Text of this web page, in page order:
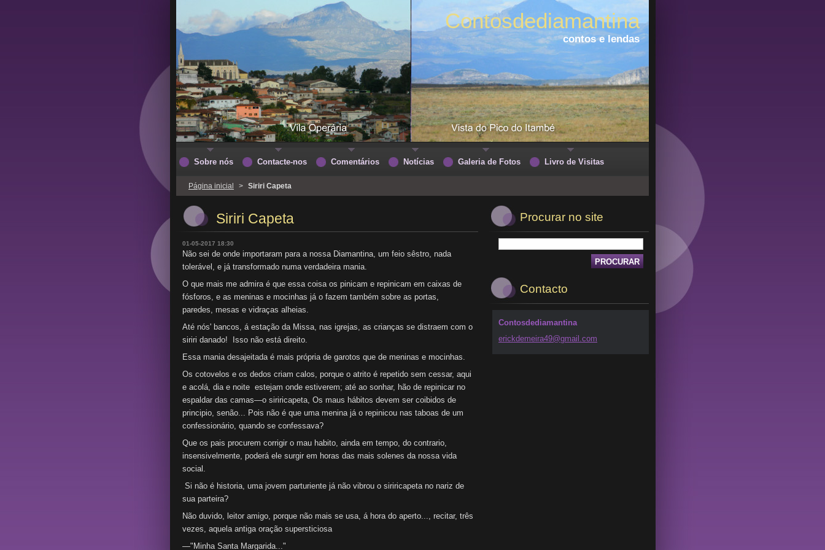
Contosdediamantina
contos e lendas
Página inicial > Siriri Capeta
Siriri Capeta
01-05-2017 18:30
Não sei de onde importaram para a nossa Diamantina, um feio sêstro, nada
tolerável, e já transformado numa verdadeira mania.
O que mais me admira é que essa coisa os pinicam e repinicam em caixas de
fósforos, e as meninas e mocinhas já o fazem também sobre as portas,
paredes, mesas e vidraças alheias.
Até nós' bancos, á estação da Missa, nas igrejas, as crianças se distraem com o
siriri danado! Isso não está direito.
Essa mania desajeitada é mais própria de garotos que de meninas e mocinhas.
Os cotovelos e os dedos criam calos, porque o atrito é repetido sem cessar, aqui
e acolá, dia e noite estejam onde estiverem; até ao sonhar, hão de repinicar no
espaldar das camas—o siriricapeta, Os maus hábitos devem ser coibidos de
principio, senão... Pois não é que uma menina já o repinicou nas taboas de um
confessionário, quando se confessava?
Que os pais procurem corrigir o mau habito, ainda em tempo, do contrario,
insensivelmente, poderá ele surgir em horas das mais solenes da nossa vida
social.
Si não é historia, uma jovem parturiente já não vibrou o siriricapeta no nariz de
sua parteira?
Não duvido, leitor amigo, porque não mais se usa, á hora do aperto..., recitar, três
vezes, aquela antiga oração supersticiosa
—"Minha Santa Margarida..."
Procurar no site
Contacto
Contosdediamantina
erickdemeira49@gmail.com
Sobre nós Contacte-nos Comentários Notícias Galeria de Fotos Livro de Visitas